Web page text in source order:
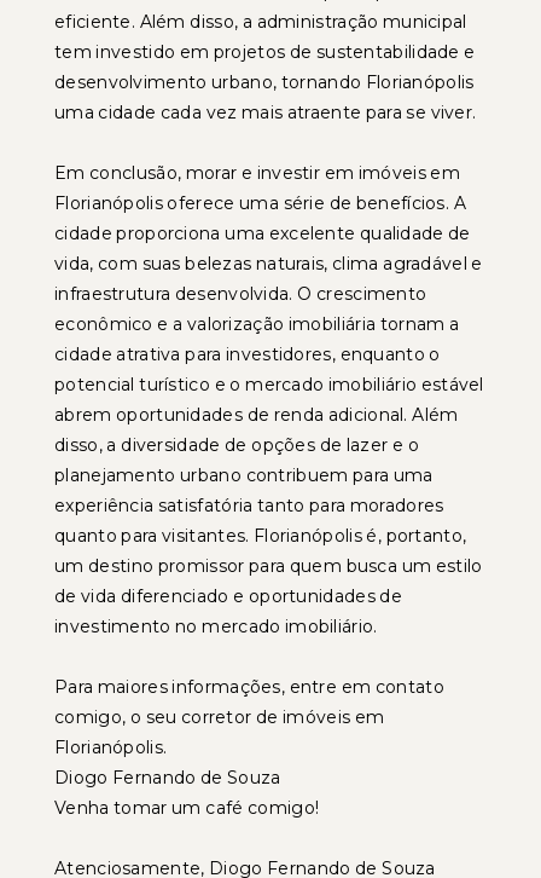
eficiente. Além disso, a administração municipal
tem investido em projetos de sustentabilidade e
desenvolvimento urbano, tornando Florianópolis
uma cidade cada vez mais atraente para se viver.
Em conclusão, morar e investir em imóveis em
Florianópolis oferece uma série de benefícios. A
cidade proporciona uma excelente qualidade de
vida, com suas belezas naturais, clima agradável e
infraestrutura desenvolvida. O crescimento
econômico e a valorização imobiliária tornam a
cidade atrativa para investidores, enquanto o
potencial turístico e o mercado imobiliário estável
abrem oportunidades de renda adicional. Além
disso, a diversidade de opções de lazer e o
planejamento urbano contribuem para uma
experiência satisfatória tanto para moradores
quanto para visitantes. Florianópolis é, portanto,
um destino promissor para quem busca um estilo
de vida diferenciado e oportunidades de
investimento no mercado imobiliário.
Para maiores informações, entre em contato
comigo, o seu corretor de imóveis em
Florianópolis.
Diogo Fernando de Souza
Venha tomar um café comigo!
Atenciosamente, Diogo Fernando de Souza